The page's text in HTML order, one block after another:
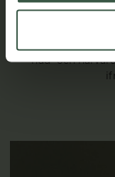
När Lovisa
förändrades
hud- och